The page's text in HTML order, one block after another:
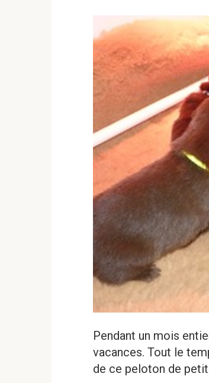
Pendant un mois
vacances. Tout le
de ce peloton de